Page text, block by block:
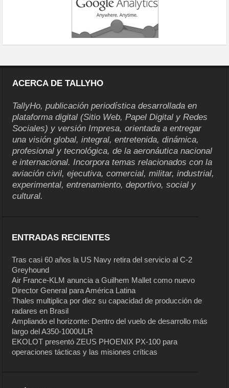
ACERCA DE TALLYHO
TallyHo, publicación periodística desarrollada en
plataforma digital (Sitio Web, Papel Digital y Redes
Sociales) y versión Impresa, orientada a entregar
una visión global, integral, entretenida, dinámica,
profesional y tecnológica, de la aeronáutica nacional
e internacional. Incorpora temas relacionados con la
aviación civil, ejecutiva, comercial, militar, industrial,
experimental, entrenamiento, deportivo, social y
cultural.
ENTRADAS RECIENTES
Tras casi 60 años la US Navy retira del servicio al C-2
Greyhound
Air France-KLM anuncia a Guilhem Mallet como nuevo
Director General para América Latina
Thales multiplica por diez su capacidad de producción de
radares en Brasil
Ampliando el horizonte: Dentro del vuelo de desarrollo más
largo del A350-1000ULR
EKOLOT presentó ZEUS PHOENIX PX-100 para
operaciones tácticas y las misiones críticas